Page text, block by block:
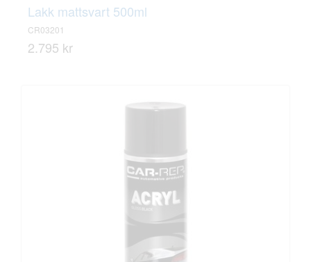
Lakk mattsvart 500ml
CR03201
2.795 kr